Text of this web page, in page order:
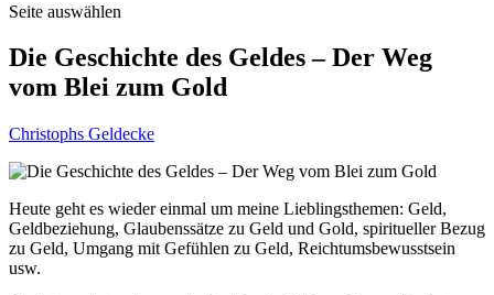
Seite auswählen
Die Geschichte des Geldes – Der Weg
vom Blei zum Gold
Christophs Geldecke
Heute geht es wieder einmal um meine Lieblingsthemen: Geld,
Geldbeziehung, Glaubenssätze zu Geld und Gold, spiritueller Bezug
zu Geld, Umgang mit Gefühlen zu Geld, Reichtumsbewusstsein
usw.